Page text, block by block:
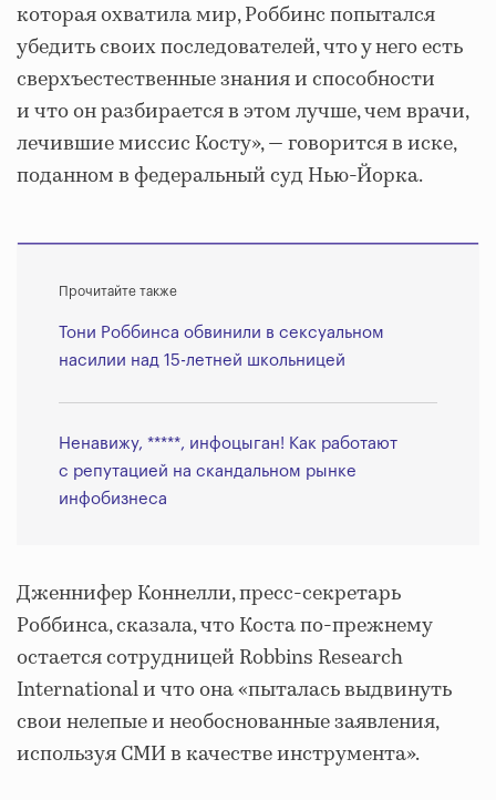
которая охватила мир, Роббинс попытался
убедить своих последователей, что у него есть
сверхъестественные знания и способности
и что он разбирается в этом лучше, чем врачи,
лечившие миссис Косту», — говорится в иске,
поданном в федеральный суд Нью-Йорка.
Прочитайте также
Тони Роббинса обвинили в сексуальном
насилии над 15-летней школьницей
Ненавижу, *****, инфоцыган! Как работают
с репутацией на скандальном рынке
инфобизнеса
Дженнифер Коннелли, пресс-секретарь
Роббинса, сказала, что Коста по-прежнему
остается сотрудницей Robbins Research
International и что она «пыталась выдвинуть
свои нелепые и необоснованные заявления,
используя СМИ в качестве инструмента».